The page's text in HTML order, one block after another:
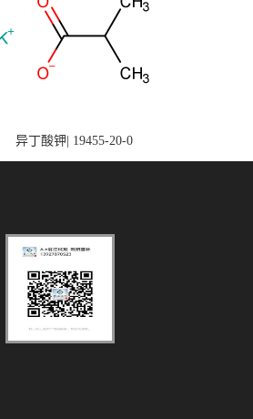
异丁酸钾| 19455-20-0